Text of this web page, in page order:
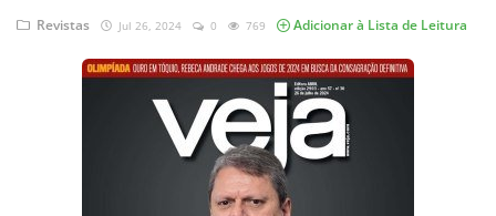
WebRevistas Jul 26, 2024 0 769 Adicionar à Lista de Leitura